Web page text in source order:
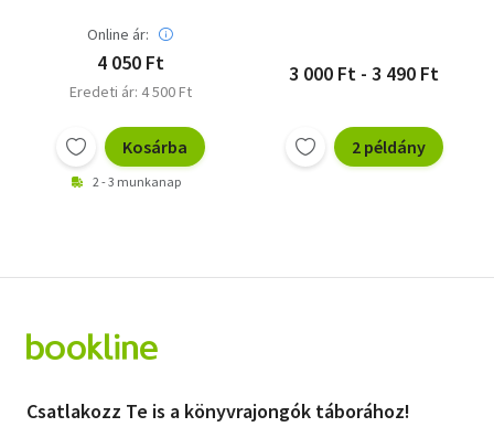
Online ár:
4 050 Ft
Eredeti ár: 4 500 Ft
Kosárba
2 - 3 munkanap
3 000 Ft - 3 490 Ft
2 példány
Csatlakozz Te is a könyvrajongók táborához!